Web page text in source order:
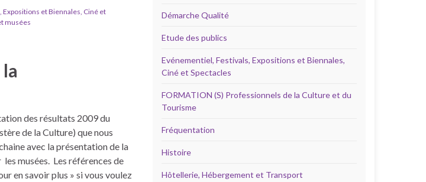
et Biennales, Ciné et
musées
des résultats 2009 du
de la Culture) que nous
avec la présentation de la
musées. Les références de
en savoir plus » si vous voulez
Démarche Qualité
Etude des publics
Evénementiel, Festivals, Expositions et Biennales,
Ciné et Spectacles
FORMATION (S) Professionnels de la Culture et du
Tourisme
Fréquentation
Histoire
Hôtellerie, Hébergement et Transport